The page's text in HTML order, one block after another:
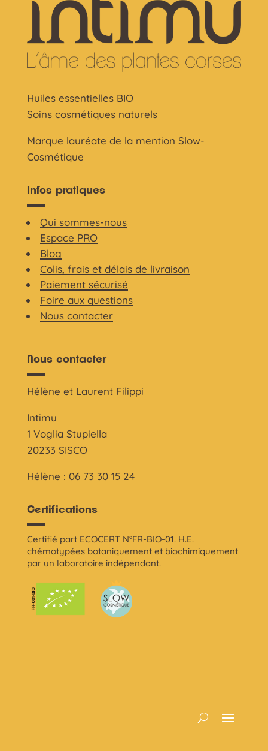
Huiles essentielles BIO
Soins cosmétiques naturels
Marque lauréate de la mention Slow-
Cosmétique
Infos pratiques
Qui sommes-nous
Espace PRO
Blog
Colis, frais et délais de livraison
Paiement sécurisé
Foire aux questions
Nous contacter
Nous contacter
Hélène et Laurent Filippi
Intimu
1 Voglia Stupiella
20233 SISCO
Hélène : 06 73 30 15 24
Certifications
Certifié part ECOCERT N°FR-BIO-01. H.E.
chémotypées botaniquement et biochimiquement
par un laboratoire indépendant.